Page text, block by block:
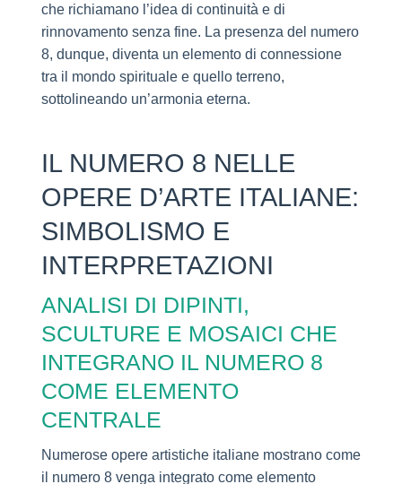
che richiamano l’idea di continuità e di
rinnovamento senza fine. La presenza del numero
8, dunque, diventa un elemento di connessione
tra il mondo spirituale e quello terreno,
sottolineando un’armonia eterna.
IL NUMERO 8 NELLE
OPERE D’ARTE ITALIANE:
SIMBOLISMO E
INTERPRETAZIONI
ANALISI DI DIPINTI,
SCULTURE E MOSAICI CHE
INTEGRANO IL NUMERO 8
COME ELEMENTO
CENTRALE
Numerose opere artistiche italiane mostrano come
il numero 8 venga integrato come elemento